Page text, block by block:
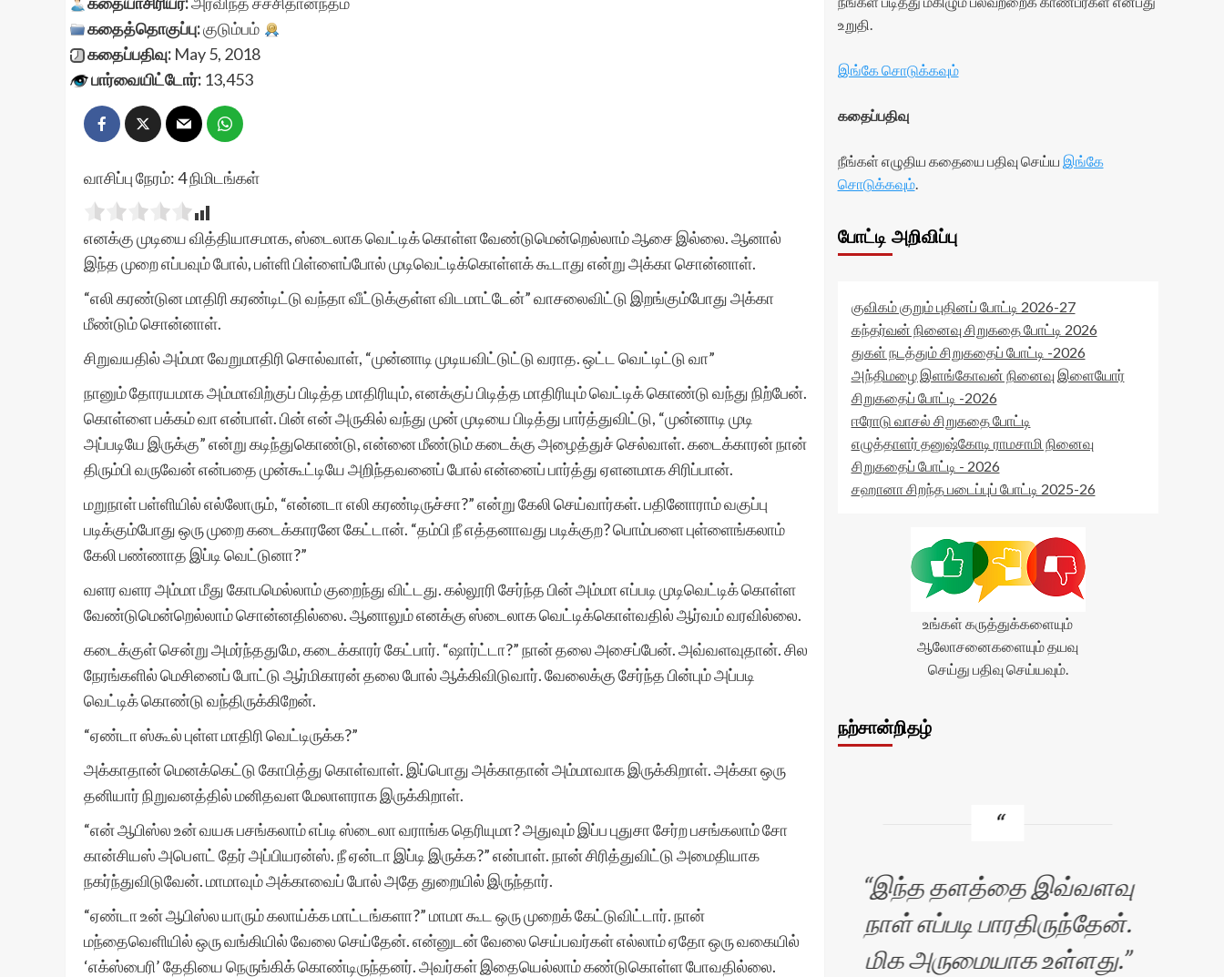
கதைத்தொகுப்பு:குடும்பம்
கதைப்பதிவு: May 5, 2018
பார்வையிட்டோர்: 13,453
வாசிப்பு நேரம்:4நிமிடங்கள்
எனக்கு முடியை வித்தியாசமாக, ஸ்டைலாக வெட்டிக் கொள்ள வேண்டுமென்றெல்லாம் ஆசை இல்லை. ஆனால்
இந்த முறை எப்பவும் போல், பள்ளி பிள்ளைப்போல் முடிவெட்டிக்கொள்ளக் கூடாது என்று அக்கா சொன்னாள்.
“எலி கரண்டுன மாதிரி கரண்டிட்டு வந்தா வீட்டுக்குள்ள விடமாட்டேன்” வாசலைவிட்டு இறங்கும்போது அக்கா
மீண்டும் சொன்னாள்.
சிறுவயதில் அம்மா வேறுமாதிரி சொல்வாள், “முன்னாடி முடியவிட்டுட்டு வராத. ஒட்ட வெட்டிட்டு வா”
நானும் தோரயமாக அம்மாவிற்குப் பிடித்த மாதிரியும், எனக்குப் பிடித்த மாதிரியும் வெட்டிக் கொண்டு வந்து நிற்பேன்.
கொள்ளை பக்கம் வா என்பாள். பின் என் அருகில் வந்து முன் முடியை பிடித்து பார்த்துவிட்டு, “முன்னாடி முடி
அப்படியே இருக்கு” என்று கடிந்துகொண்டு, என்னை மீண்டும் கடைக்கு அழைத்துச் செல்வாள். கடைக்காரன் நான்
திரும்பி வருவேன் என்பதை முன்கூட்டியே அறிந்தவனைப் போல் என்னைப் பார்த்து ஏளனமாக சிரிப்பான்.
மறுநாள் பள்ளியில் எல்லோரும், “என்னடா எலி கரண்டிருச்சா?” என்று கேலி செய்வார்கள். பதினோராம் வகுப்பு
படிக்கும்போது ஒரு முறை கடைக்காரனே கேட்டான். “தம்பி நீ எத்தனாவது படிக்குற? பொம்பளை புள்ளைங்கலாம்
கேலி பண்ணாத இப்டி வெட்டுனா?”
வளர வளர அம்மா மீது கோபமெல்லாம் குறைந்து விட்டது. கல்லூரி சேர்ந்த பின் அம்மா எப்படி முடிவெட்டிக் கொள்ள
வேண்டுமென்றெல்லாம் சொன்னதில்லை. ஆனாலும் எனக்கு ஸ்டைலாக வெட்டிக்கொள்வதில் ஆர்வம் வரவில்லை.
கடைக்குள் சென்று அமர்ந்ததுமே, கடைக்காரர் கேட்பார். “ஷார்ட்டா?” நான் தலை அசைப்பேன். அவ்வளவுதான். சில
நேரங்களில் மெசினைப் போட்டு ஆர்மிகாரன் தலை போல் ஆக்கிவிடுவார். வேலைக்கு சேர்ந்த பின்பும் அப்படி
வெட்டிக் கொண்டு வந்திருக்கிறேன்.
“ஏண்டா ஸ்கூல் புள்ள மாதிரி வெட்டிருக்க?”
அக்காதான் மெனக்கெட்டு கோபித்து கொள்வாள். இப்பொது அக்காதான் அம்மாவாக இருக்கிறாள். அக்கா ஒரு
தனியார் நிறுவனத்தில் மனிதவள மேலாளராக இருக்கிறாள்.
“என் ஆபிஸ்ல உன் வயசு பசங்கலாம் எப்டி ஸ்டைலா வராங்க தெரியுமா? அதுவும் இப்ப புதுசா சேர்ற பசங்கலாம் சோ
கான்சியஸ் அபௌட் தேர் அப்பியரன்ஸ். நீ ஏன்டா இப்டி இருக்க?” என்பாள். நான் சிரித்துவிட்டு அமைதியாக
நகர்ந்துவிடுவேன். மாமாவும் அக்காவைப் போல் அதே துறையில் இருந்தார்.
“ஏண்டா உன் ஆபிஸ்ல யாரும் கலாய்க்க மாட்டங்களா?” மாமா கூட ஒரு முறைக் கேட்டுவிட்டார். நான்
மந்தைவெளியில் ஒரு வங்கியில் வேலை செய்தேன். என்னுடன் வேலை செய்பவர்கள் எல்லாம் ஏதோ ஒரு வகையில்
‘எக்ஸ்பைரி’ தேதியை நெருங்கிக் கொண்டிருந்தனர். அவர்கள் இதையெல்லாம் கண்டுகொள்ள போவதில்லை.
உறுதி.
இங்கே சொடுக்கவும்
கதைப்பதிவு
நீங்கள் எழுதிய கதையை பதிவு செய்ய இங்கே
சொடுக்கவும்.
போட்டி அறிவிப்பு
குவிகம் குறும் புதினப் போட்டி 2026-27
கந்தர்வன் நினைவு சிறுகதை போட்டி 2026
துகள் நடத்தும் சிறுகதைப் போட்டி -2026
அந்திமழை இளங்கோவன் நினைவு இளையோர்
சிறுகதைப் போட்டி -2026
ஈரோடு வாசல் சிறுகதை போட்டி
எழுத்தாளர் தனுஷ்கோடி ராமசாமி நினைவு
சிறுகதைப் போட்டி - 2026
சஹானா சிறந்த படைப்புப் போட்டி 2025-26
உங்கள் கருத்துக்களையும்
ஆலோசனைகளையும் தயவு
செய்து பதிவு செய்யவும்.
நற்சான்றிதழ்
அற்புதமான கலை
வடிவத்திற்கு உயிர்
இந்த தளத்தை இவ்வளவு
நாள் எப்படி பாரதிருந்தேன்.
மிக அருமையாக உள்ளது.